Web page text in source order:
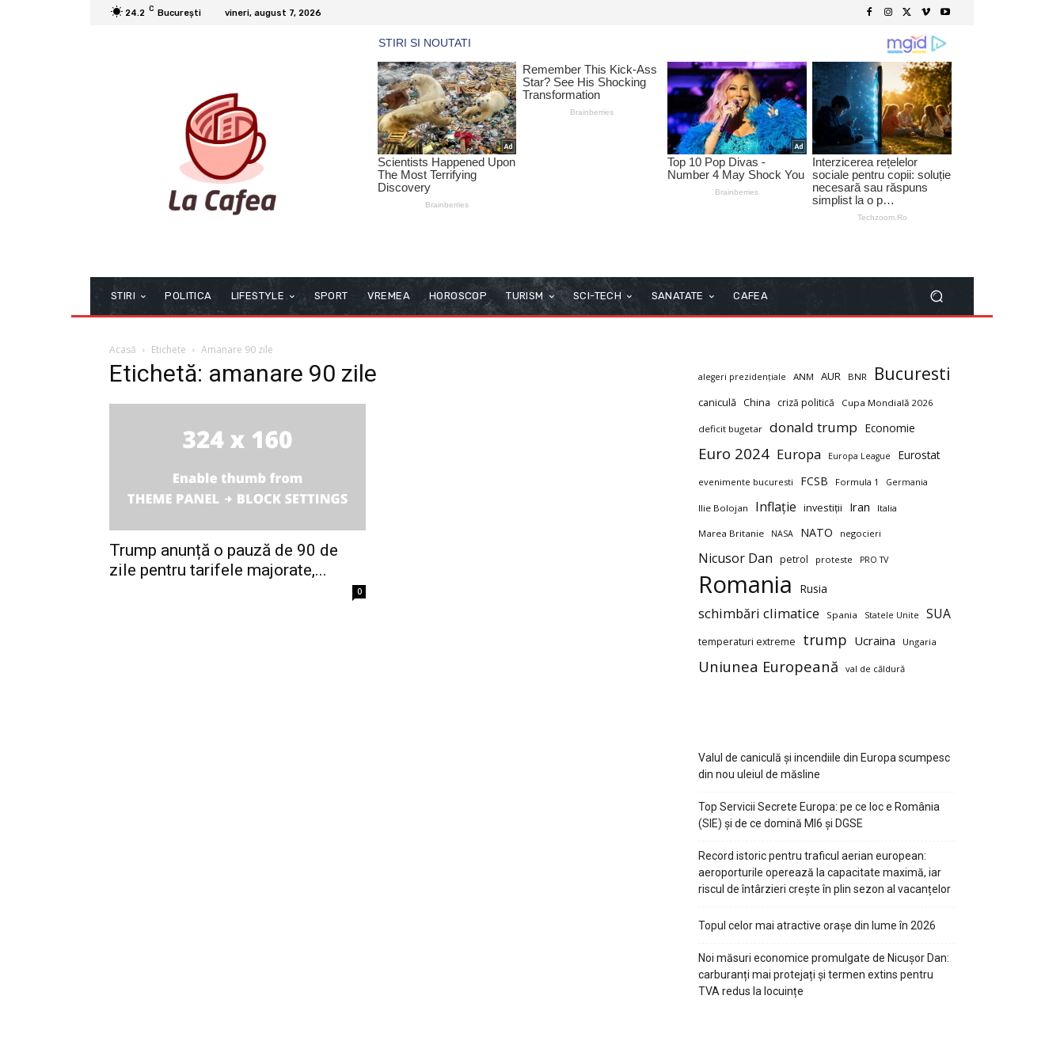
24.2 C București vineri, august 7, 2026
STIRI POLITICA LIFESTYLE SPORT VREMEA HOROSCOP TURISM SCI-TECH SANATATE CAFEA
Acasă Etichete Amanare 90 zile
Etichetă: amanare 90 zile
Trump anunță o pauză de 90 de
zile pentru tarifele majorate,...
0
alegeri prezidențiale ANM AUR BNR Bucuresti
caniculă China criză politică Cupa Mondială 2026
deficit bugetar donald trump Economie
Euro 2024 Europa Europa League Eurostat
evenimente bucuresti FCSB Formula 1 Germania
Ilie Bolojan Inflație investiții Iran Italia
Marea Britanie NASA NATO negocieri
Nicusor Dan petrol proteste PRO TV
Romania Rusia
schimbări climatice Spania Statele Unite SUA
temperaturi extreme trump Ucraina Ungaria
Uniunea Europeană val de căldură
Valul de caniculă și incendiile din Europa scumpesc
din nou uleiul de măsline
Top Servicii Secrete Europa: pe ce loc e România
(SIE) și de ce domină MI6 și DGSE
Record istoric pentru traficul aerian european:
aeroporturile operează la capacitate maximă, iar
riscul de întârzieri crește în plin sezon al vacanțelor
Topul celor mai atractive orașe din lume în 2026
Noi măsuri economice promulgate de Nicușor Dan:
carburanți mai protejați și termen extins pentru
TVA redus la locuințe